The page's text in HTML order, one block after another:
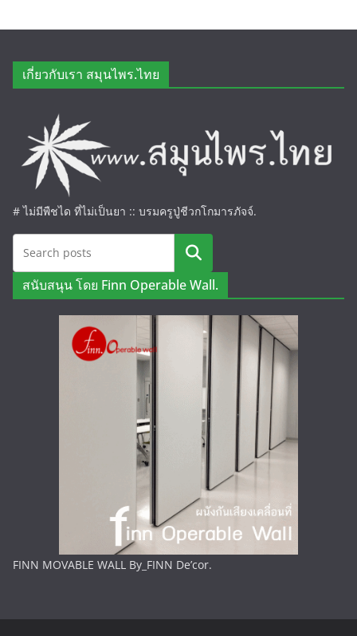
เกี่ยวกับเรา สมุนไพร.ไทย
# ไม่มีพืชได ที่ไม่เป็นยา :: บรมครูปู่ชีวกโกมารภัจจ์.
ค้นหา
สนับสนุน โดย Finn Operable Wall.
FINN MOVABLE WALL By_FINN De’cor.